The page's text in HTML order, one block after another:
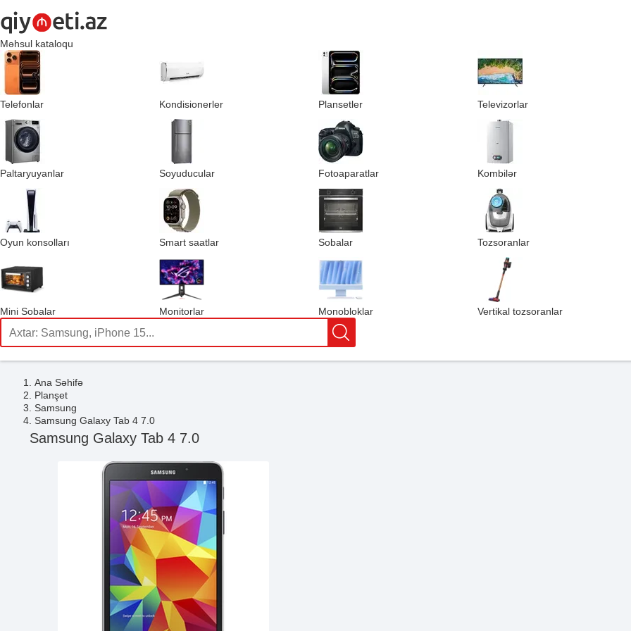
Məhsul kataloqu
Telefonlar Kondisionerler Plansetler Televizorlar
Paltaryuyanlar Soyuducular Fotoaparatlar Kombilər
Oyun konsolları Smart saatlar Sobalar Tozsoranlar
Mini Sobalar Monitorlar Monobloklar Vertikal tozsoranlar
Ana Səhifə
Planşet
Samsung
Samsung Galaxy Tab 4 7.0
Samsung Galaxy Tab 4 7.0